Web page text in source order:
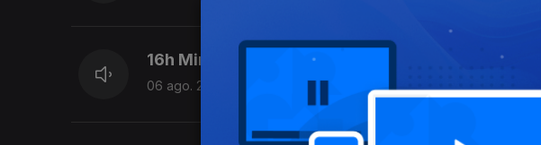
16h Ministra da Justiça ordena auditoria e
06 ago. 2026